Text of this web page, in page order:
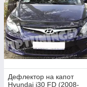
Дефлектор на капот
Hyundai i30 FD (2008-